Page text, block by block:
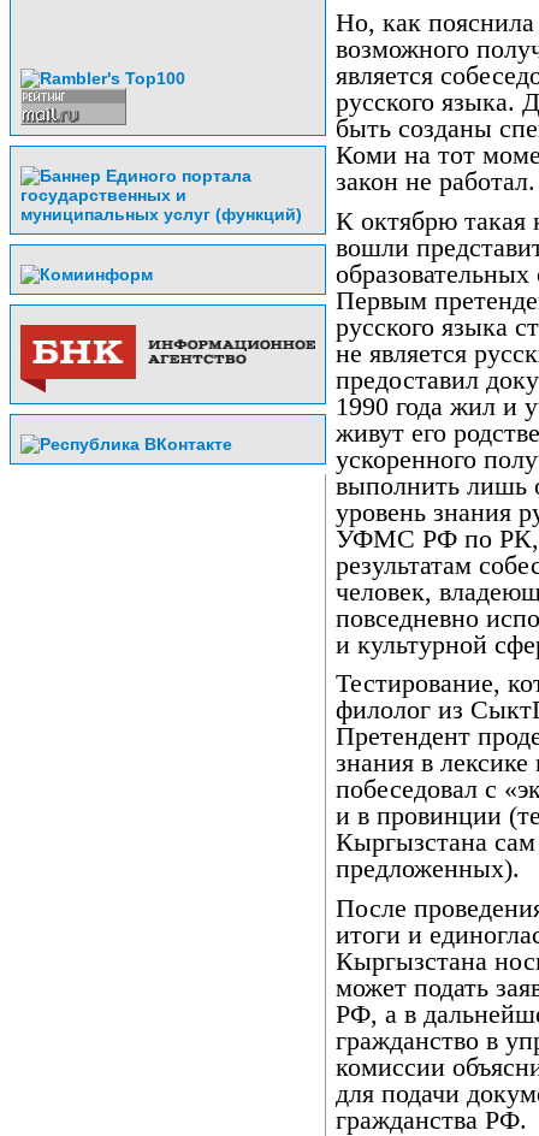
Но, как
возможного
является
русского языка.
быть созданы
Коми на тот
закон не работал.
К октябрю такая
вошли
Первым
русского языка
не является
предоставил
1990 года жил и
живут его
ускоренного
выполнить лишь
уровень знания
УФМС РФ по РК,
результатам
человек,
повседневно
и культурной
Тестирование,
филолог из
Претендент
знания в
побеседовал с
и в провинции
Кыргызстана
предложенных).
После
итоги и
Кыргызстана
может подать
РФ, а в
гражданство в
комиссии
для подачи
гражданства РФ.